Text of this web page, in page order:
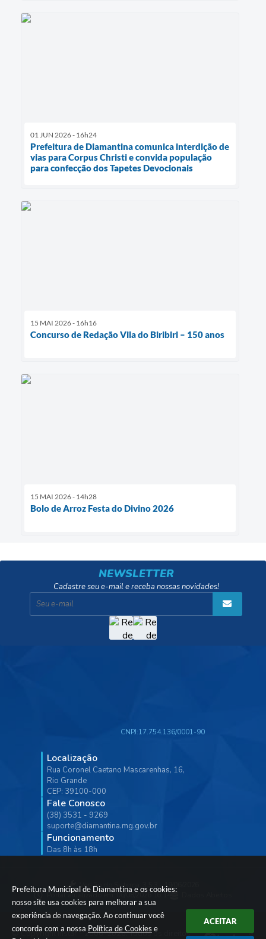
Prefeitura Municipal de Diamantina e os cookies:
nosso site usa cookies para melhorar a sua
experiência de navegação. Ao continuar você
concorda com a nossa Política de Cookies e
ACEITAR
01 JUN 2026 - 16h24
Prefeitura de Diamantina comunica interdição de
vias para Corpus Christi e convida população
para confecção dos Tapetes Devocionais
15 MAI 2026 - 16h16
Concurso de Redação Vila do Biribiri – 150 anos
15 MAI 2026 - 14h28
Bolo de Arroz Festa do Divino 2026
NEWSLETTER
Cadastre seu e-mail e receba nossas novidades!
Localização
Rua Coronel Caetano Mascarenhas, 16,
Rio Grande
CEP: 39100-000
Fale Conosco
(38) 3531 - 9269
suporte@diamantina.mg.gov.br
Funcionamento
Das 8h às 18h
CNPJ:17.754.136/0001-90
Versão do Sistema:
3.5.3 - 19/06/2026
Portal atualizado em:06/08/2026 16:14
© Copyright Instar - 2006-2026. Todos os direitos